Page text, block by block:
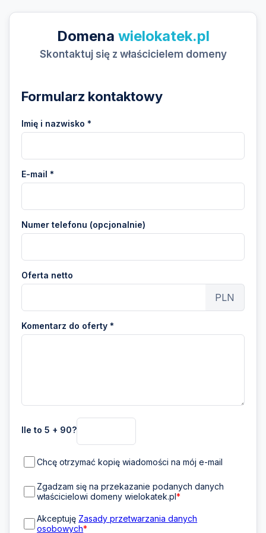
Domena wielokatek.pl
Skontaktuj się z właścicielem domeny
Formularz kontaktowy
Imię i nazwisko *
E-mail *
Numer telefonu (opcjonalnie)
Oferta netto
PLN
Komentarz do oferty *
Ile to 5 + 90?
Chcę otrzymać kopię wiadomości na mój e-mail
Zgadzam się na przekazanie podanych danych
właścicielowi domeny wielokatek.pl*
Akceptuję Zasady przetwarzania danych
osobowych*